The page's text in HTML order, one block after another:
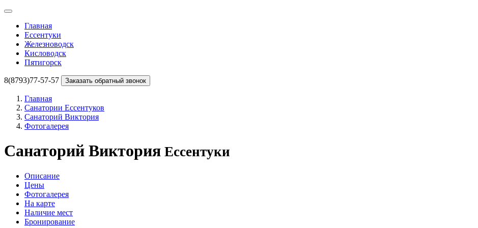
Главная
Ессентуки
Железноводск
Кисловодск
Пятигорск
8(8793)77-57-57 Заказать обратный звонок
Главная
Санатории Ессентуков
Санаторий Виктория
Фотогалерея
Санаторий Виктория Ессентуки
Описание
Цены
Фотогалерея
На карте
Наличие мест
Бронирование